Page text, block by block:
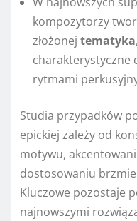
kompozytorzy
złożonej tematyka
charakterystyczne
rytmami
Studia przypadków
epickiej zależy od
motywu,
dostosowaniu
Kluczowe pozostaje
najnowszymi